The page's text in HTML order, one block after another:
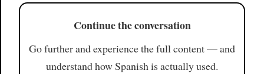
Continue the conversation
Go further and experience the full content — and
understand how Spanish is actually used.